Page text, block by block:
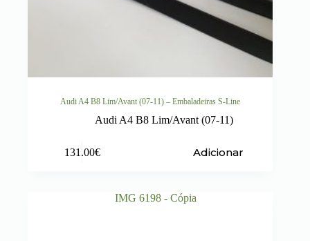
Audi A4 B8 Lim/Avant (07-11) – Embaladeiras S-Line
Audi A4 B8 Lim/Avant (07-11)
131.00€ Adicionar